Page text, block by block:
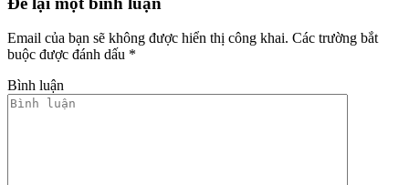
Email của bạn sẽ không được hiển thị công khai. Các trường bắt
buộc được đánh dấu *
Bình luận